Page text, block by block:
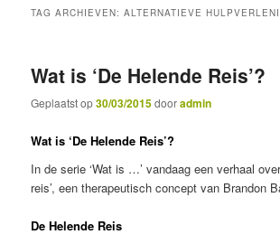
TAG ARCHIEVEN:ALTERNATIEVE
Wat is ‘De Helende Reis’?
Geplaatst op30/03/2015dooradmin
Wat is ‘De Helende Reis’?
In de serie ‘Wat is …’ vandaag een verhaal
reis’, een therapeutisch concept van Brandon
De Helende Reis